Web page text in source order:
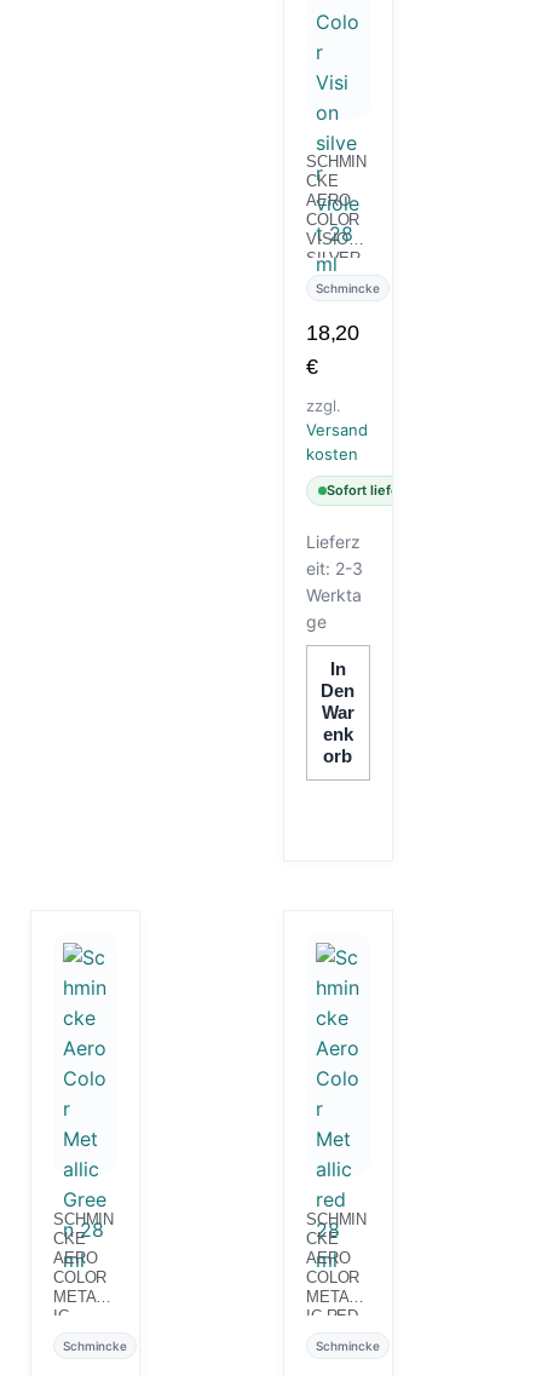
SCHMIN
CKE
AERO
COLOR
VISION
SILVER
VIOLET
28 ML
Schmincke
18,20
€
zzgl.
Versand
kosten
Sofort lieferbar
Lieferz
eit: 2-3
Werkta
ge
In
Den
War
Enk
Orb
SCHMIN
CKE
AERO
COLOR
METALL
IC
GREEN
28 ML
Schmincke
SCHMIN
CKE
AERO
COLOR
METALL
IC RED
28 ML
Schmincke